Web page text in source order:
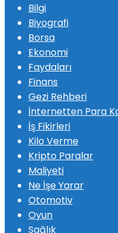
Bilgi
Biyografi
Borsa
Ekonomi
Faydaları
Finans
Gezi Rehberi
İnternetten Para
İş Fikirleri
Kilo Verme
Kripto Paralar
Maliyeti
Ne İşe Yarar
Otomotiv
Oyun
Sağlık